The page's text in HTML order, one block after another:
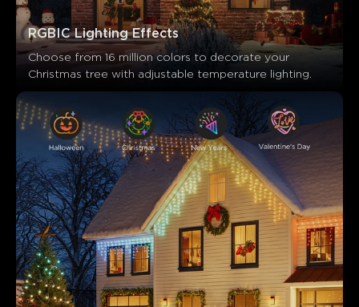
RGBIC Lighting Effects
Choose from 16 million colors to decorate your
Christmas tree with adjustable temperature lighting.
Zákazníci zmiňujíPozitivníNegativní
Shrnutí：
Generováno AI z textu zákaznických recenzí